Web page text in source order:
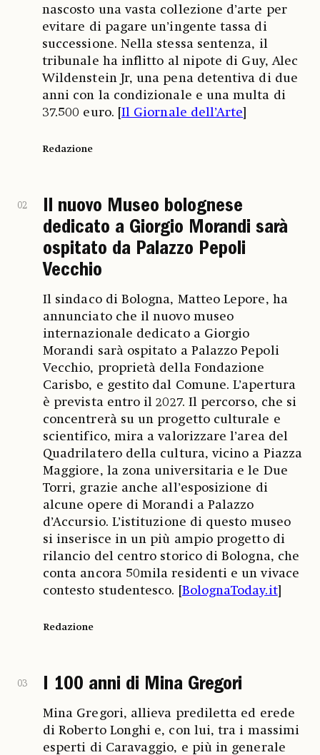
nascosto una vasta collezione d’arte per
evitare di pagare un’ingente tassa di
successione. Nella stessa sentenza, il
tribunale ha inflitto al nipote di Guy, Alec
Wildenstein Jr, una pena detentiva di due
anni con la condizionale e una multa di
37.500 euro. [ Il Giornale dell’Arte
Redazione
02
Il nuovo Museo bolognese
dedicato a Giorgio Morandi sarà
ospitato da Palazzo Pepoli
Vecchio
Il sindaco di Bologna, Matteo Lepore, ha
annunciato che il nuovo museo
internazionale dedicato a Giorgio
Morandi sarà ospitato a Palazzo Pepoli
Vecchio, proprietà della Fondazione
Carisbo, e gestito dal Comune. L’apertura
è prevista entro il 2027. Il percorso, che si
concentrerà su un progetto culturale e
scientifico, mira a valorizzare l’area del
Quadrilatero della cultura, vicino a Piazza
Maggiore, la zona universitaria e le Due
Torri, grazie anche all’esposizione di
alcune opere di Morandi a Palazzo
d’Accursio. L’istituzione di questo museo
si inserisce in un più ampio progetto di
rilancio del centro storico di Bologna, che
conta ancora 50mila residenti e un vivace
contesto studentesco. [ BolognaToday.it]
Redazione
03 I 100 anni di Mina Gregori
Mina Gregori, allieva prediletta ed erede
di Roberto Longhi e, con lui, tra i massimi
esperti di Caravaggio, e più in generale